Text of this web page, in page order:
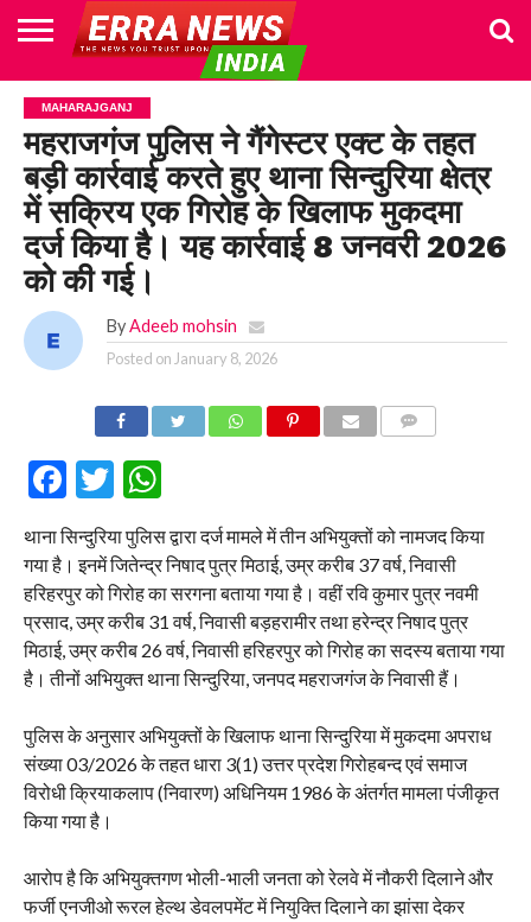
HOME
POLITICS
NEWS
BUSINESS
CULTURE
NATIONAL
SPORTS
LIFESTYLE
TRAVEL
OPINION
BREAKING
NEWS
ENTERTAINMENT
WORLD
CRIME
JOIN
US
MAHARAJGANJ
महराजगंज पुलिस ने गैंगेस्टर एक्ट के तहत
बड़ी कार्रवाई करते हुए थाना सिन्दुरिया क्षेत्र
में सक्रिय एक गिरोह के खिलाफ मुकदमा
दर्ज किया है। यह कार्रवाई 8 जनवरी 2026
को की गई।
By Adeeb mohsin
Posted on January 8, 2026
Facebook
Twitter
WhatsApp
थाना सिन्दुरिया पुलिस द्वारा दर्ज मामले में तीन अभियुक्तों को नामजद किया
गया है। इनमें जितेन्द्र निषाद पुत्र मिठाई, उम्र करीब 37 वर्ष, निवासी
हरिहरपुर को गिरोह का सरगना बताया गया है। वहीं रवि कुमार पुत्र नवमी
प्रसाद, उम्र करीब 31 वर्ष, निवासी बड़हरामीर तथा हरेन्द्र निषाद पुत्र
मिठाई, उम्र करीब 26 वर्ष, निवासी हरिहरपुर को गिरोह का सदस्य बताया गया
है। तीनों अभियुक्त थाना सिन्दुरिया, जनपद महराजगंज के निवासी हैं।
पुलिस के अनुसार अभियुक्तों के खिलाफ थाना सिन्दुरिया में मुकदमा अपराध
संख्या 03/2026 के तहत धारा 3(1) उत्तर प्रदेश गिरोहबन्द एवं समाज
विरोधी क्रियाकलाप (निवारण) अधिनियम 1986 के अंतर्गत मामला पंजीकृत
किया गया है।
आरोप है कि अभियुक्तगण भोली-भाली जनता को रेलवे में नौकरी दिलाने और
फर्जी एनजीओ रूरल हेल्थ डेवलपमेंट में नियुक्ति दिलाने का झांसा देकर